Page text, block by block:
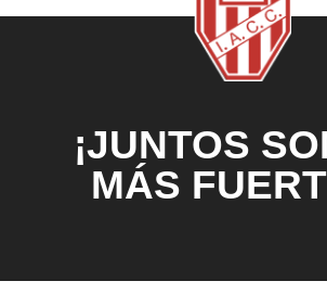
¡JUNTOS
MÁS